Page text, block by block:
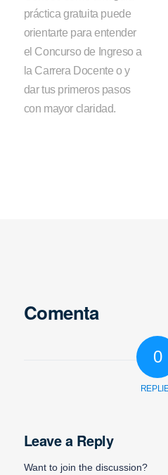
práctica gratuita puede
orientarte para entender
el Concurso de Ingreso a
la Carrera Docente o y
dar tus primeros pasos
con mayor claridad.
Comenta
0
Leave a Reply
Want to join the discussion?